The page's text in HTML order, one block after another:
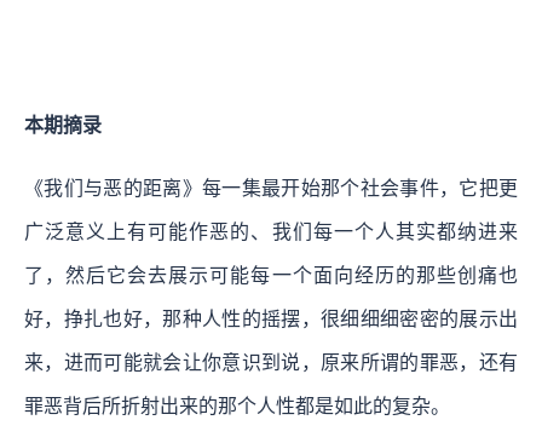
本期摘录
《我们与恶的距离》每一集最开始那个社会事件，它把更
广泛意义上有可能作恶的、我们每一个人其实都纳进来
了，然后它会去展示可能每一个面向经历的那些创痛也
好，挣扎也好，那种人性的摇摆，很细细细密密的展示出
来，进而可能就会让你意识到说，原来所谓的罪恶，还有
罪恶背后所折射出来的那个人性都是如此的复杂。